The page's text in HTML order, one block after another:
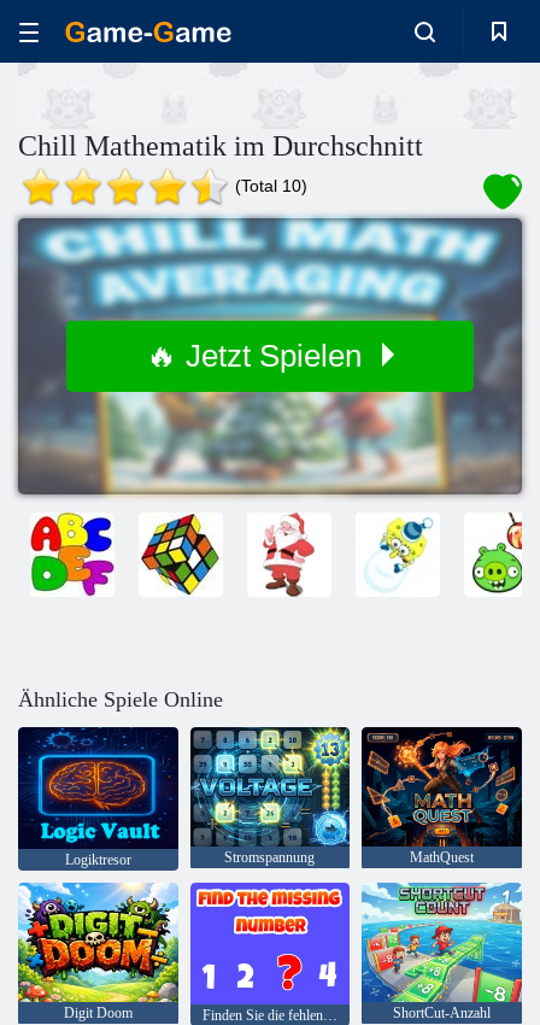
Chill Mathematik im Durchschnitt
(Total 10)
🔥 Jetzt Spielen
Ähnliche Spiele Online
Logiktresor Stromspannung MathQuest
Digit Doom Finden Sie die fehlende Nummer ShortCut-Anzahl